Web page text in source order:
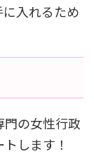
入れるため
の女性行政
します！